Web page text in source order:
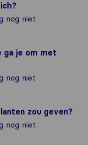
nog niet
ga je om met
nog niet
zou geven?
nog niet